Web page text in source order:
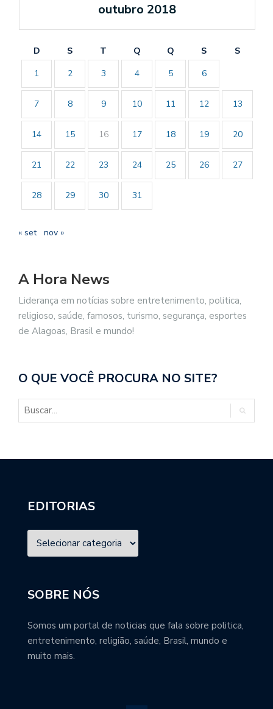
outubro 2018
D S T Q Q S
S
1
2 3 4 5 6
7 8 9 10 11 12 13
14 15 16 17 18 19 20
21 22 23 24 25 26 27
28 29 30 31
« set nov »
A Hora News
Liderança em notícias sobre entretenimento, politica,
religioso, saúde, famosos, turismo, segurança, esportes
de Alagoas, Brasil e mundo!
O QUE VOCÊ PROCURA NO SITE?
EDITORIAS
SOBRE NÓS
Somos um portal de noticias que fala sobre politica,
entretenimento, religião, saúde, Brasil, mundo e
muito mais.